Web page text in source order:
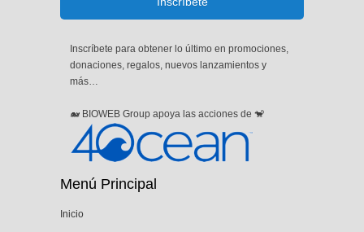
Inscríbete para obtener lo último en promociones,
donaciones, regalos, nuevos lanzamientos y
más…
🐋 BIOWEB Group apoya las acciones de 🐒
Menú Principal
Inicio